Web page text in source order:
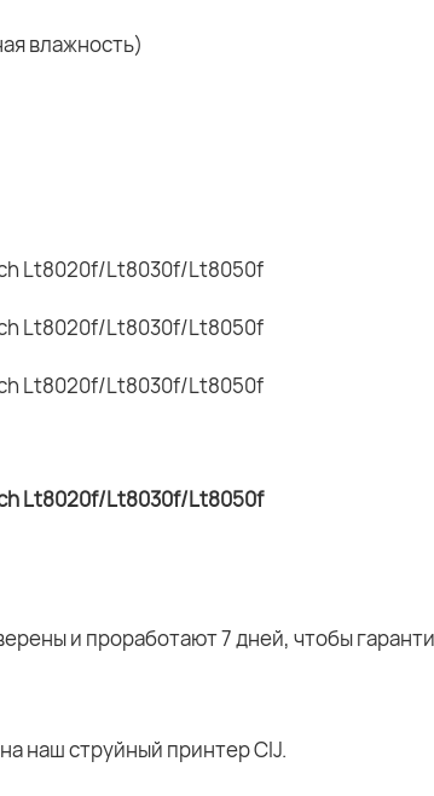
влажность)
и проработают 7 дней, чтобы
наш струйный принтер CIJ.